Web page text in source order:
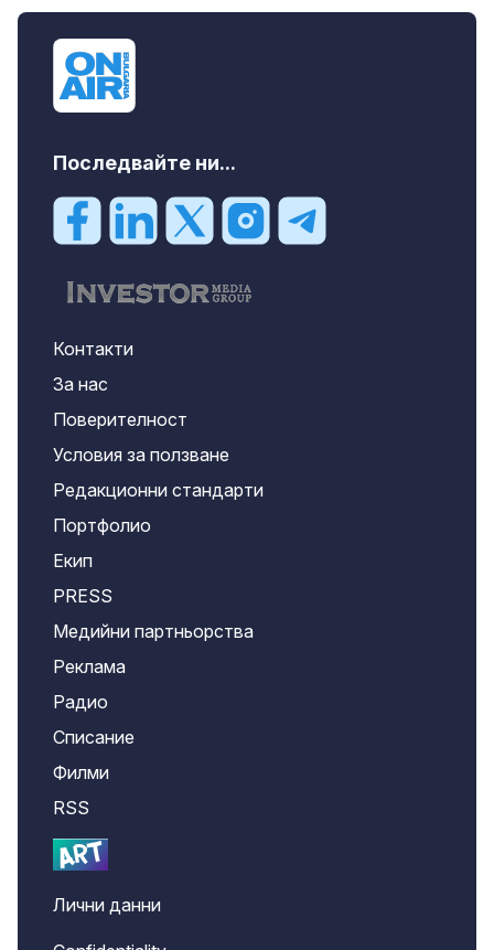
Последвайте ни...
Контакти
За нас
Поверителност
Условия за ползване
Редакционни стандарти
Портфолио
Екип
PRESS
Медийни партньорства
Реклама
Радио
Списание
Филми
RSS
Лични данни